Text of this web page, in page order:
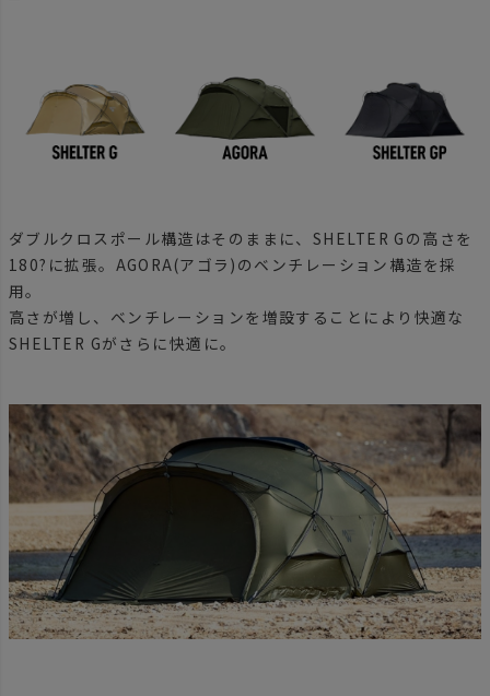
ダブルクロスポール構造はそのままに、SHELTER Gの高さを
180?に拡張。AGORA(アゴラ)のベンチレーション構造を採
用。
高さが増し、ベンチレーションを増設することにより快適な
SHELTER Gがさらに快適に。